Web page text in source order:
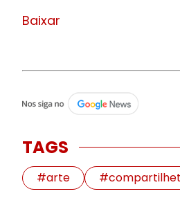
Baixar
TAGS
#arte